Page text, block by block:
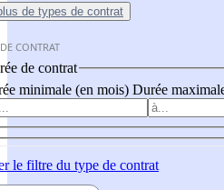
de types de contrat
CONTRAT
de contrat
minimale (en mois) Durée
le filtre du type de contrat